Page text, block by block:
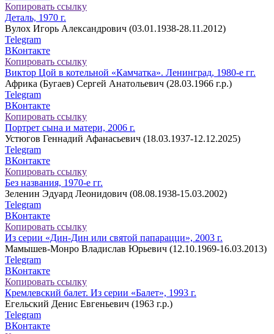
Копировать ссылку
Деталь, 1970 г.
Вулох Игорь Александрович (03.01.1938-28.11.2012)
Telegram
ВКонтакте
Копировать ссылку
Виктор Цой в котельной «Камчатка». Ленинград, 1980-е гг.
Африка (Бугаев) Сергей Анатольевич (28.03.1966 г.р.)
Telegram
ВКонтакте
Копировать ссылку
Портрет сына и матери, 2006 г.
Устюгов Геннадий Афанасьевич (18.03.1937-12.12.2025)
Telegram
ВКонтакте
Копировать ссылку
Без названия, 1970-е гг.
Зеленин Эдуард Леонидович (08.08.1938-15.03.2002)
Telegram
ВКонтакте
Копировать ссылку
Из серии «Дин-Дин или святой папарацци», 2003 г.
Мамышев-Монро Владислав Юрьевич (12.10.1969-16.03.2013)
Telegram
ВКонтакте
Копировать ссылку
Кремлевский балет. Из серии «Балет», 1993 г.
Егельский Денис Евгеньевич (1963 г.р.)
Telegram
ВКонтакте